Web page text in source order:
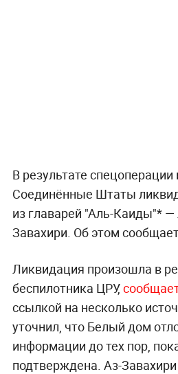
В результате
Соединённые Штаты
из главарей "Аль-Каиды"*
Завахири. Об этом
Ликвидация произошла в
беспилотника ЦРУ,
ссылкой на несколько
уточнил, что Белый дом
информации до тех пор,
подтверждена. Аз-